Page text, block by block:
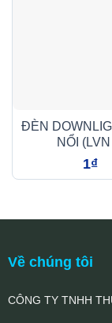
ĐÈN
NỔI
1₫
Về chúng tôi
CÔNG TY TNHH